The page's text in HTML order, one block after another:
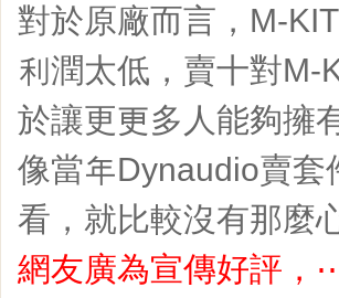
對於原廠而言，M-
利潤太低，賣十對M-
於讓更更多人能夠擁
像當年Dynaudio賣套
看，就比較沒有那麼
網友廣為宣傳好評，